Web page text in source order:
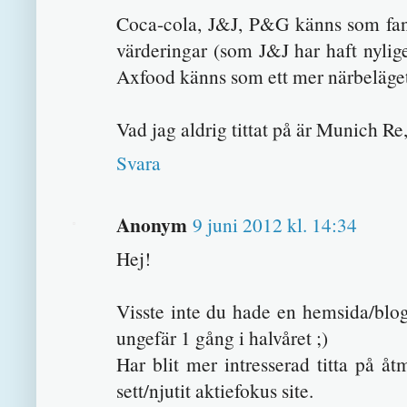
Coca-cola, J&J, P&G känns som
värderingar (som J&J har haft
Axfood känns som ett mer
Vad jag aldrig tittat på är Munich
Svara
Anonym 9 juni 2012 kl. 14:34
Hej!
Visste inte du hade en hemsida/
ungefär 1 gång i halvåret ;)
Har blit mer intresserad titta på
sett/njutit aktiefokus site.